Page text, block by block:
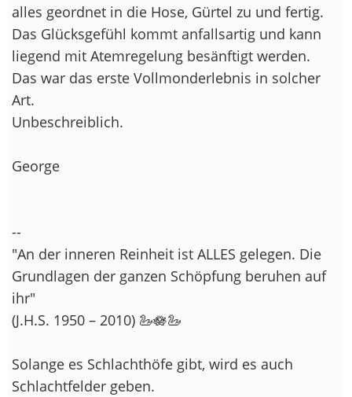
alles geordnet in die Hose, Gürtel zu und fertig.
Das Glücksgefühl kommt anfallsartig und kann
liegend mit Atemregelung besänftigt werden.
Das war das erste Vollmonderlebnis in solcher
Art.
Unbeschreiblich.
George
--
"An der inneren Reinheit ist ALLES gelegen. Die
Grundlagen der ganzen Schöpfung beruhen auf
ihr"
(J.H.S. 1950 – 2010) 🦢🪷🦢
Solange es Schlachthöfe gibt, wird es auch
Schlachtfelder geben.